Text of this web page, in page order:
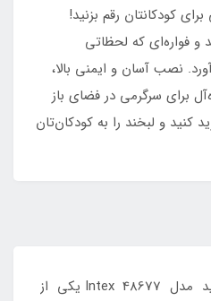
کودکانتان رقم بزنید!
فواره‌ای که لحظاتی
نصب آسان و ایمنی بالا،
برای سرگرمی در فضای باز
کنید و لبخند را به کودکان‌تان
استخر بادی طرح خورشید مدل Intex 48677 یکی از